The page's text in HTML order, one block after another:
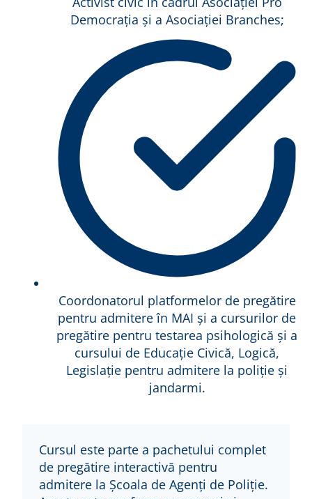
Democrația și a Asociației Branches;
Coordonatorul platformelor de pregătire
pentru admitere în MAI și a cursurilor de
pregătire pentru testarea psihologică și a
cursului de Educație Civică, Logică,
Legislație pentru admitere la poliție și
jandarmi.
Cursul este parte a pachetului complet
de pregătire interactivă pentru
admitere la Școala de Agenți de Poliție.